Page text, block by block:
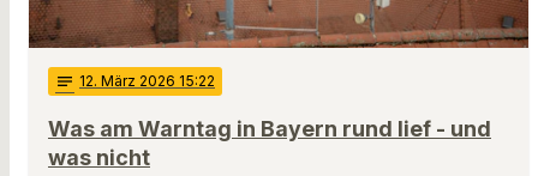
notes 12. März 2026 15:22
Was am Warntag in Bayern rund lief - und
was nicht